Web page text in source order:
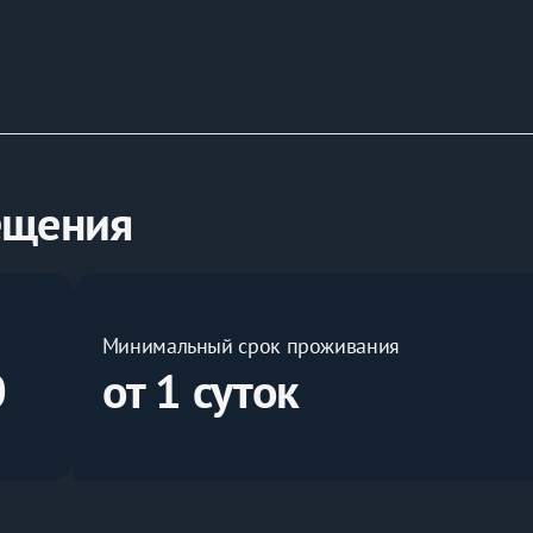
проживания:
Минимальный срок проживания
от 1 суток